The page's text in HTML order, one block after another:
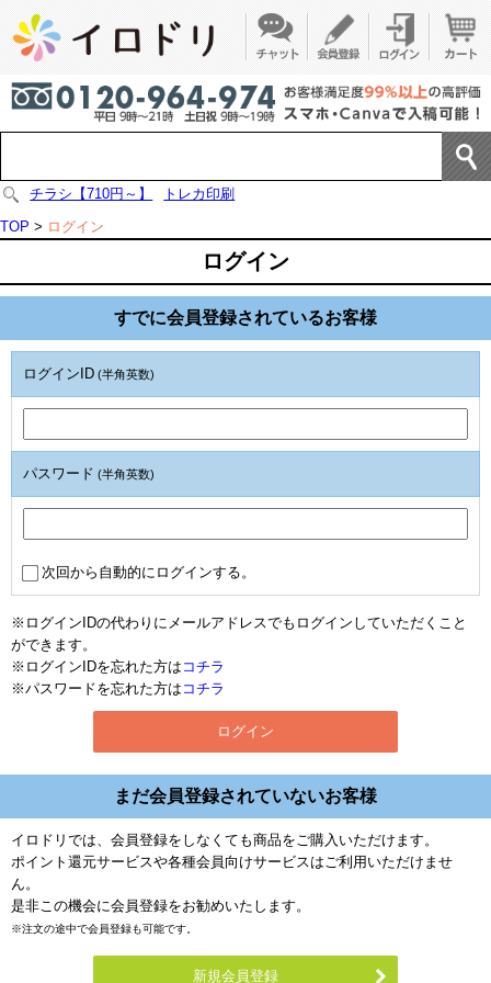
チラシ【710円～】
トレカ印刷
TOP > ログイン
ログイン
すでに会員登録されているお客様
ログインID (半角英数)
パスワード (半角英数)
次回から自動的にログインする。
※ログインIDの代わりにメールアドレスでもログインしていただくこと
ができます。
※ログインIDを忘れた方は コチラ
※パスワードを忘れた方は コチラ
まだ会員登録されていないお客様
イロドリでは、会員登録をしなくても商品をご購入いただけます。
ポイント還元サービスや各種会員向けサービスはご利用いただけませ
ん。
是非この機会に会員登録をお勧めいたします。
※注文の途中で会員登録も可能です。
新規会員登録